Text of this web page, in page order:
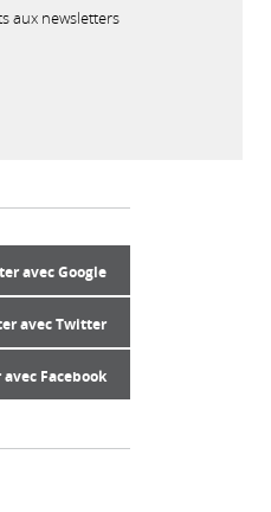
aux newsletters
avec Google
avec Twitter
Facebook